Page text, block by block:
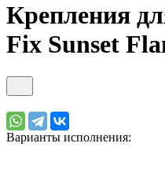
Крепления
Fix Sunset
Варианты исполнения: